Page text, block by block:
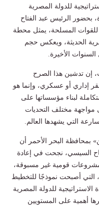
للدولة المصرية
بحضور الرئيس عبد الفتاح
للقوات المسلحة، يمثل محطة
الحديثة، ويعكس حجم
الأخيرة.
إن تدشين هذا الصرح
إداري أو عسكري، وإنما هو
لبناء مؤسساتها على
مواجهة مختلف التحديات
التي يشهدها العالم.
البحر الأحمر أن
السيسي، نجحت في إعادة
مشروعات قومية غير مسبوقة،
التي أصبحت نموذجًا للتخطيط
الاستراتيجية للدولة المصرية
أهمية على المستويين